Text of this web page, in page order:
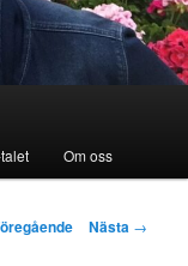
Om oss
Nästa →